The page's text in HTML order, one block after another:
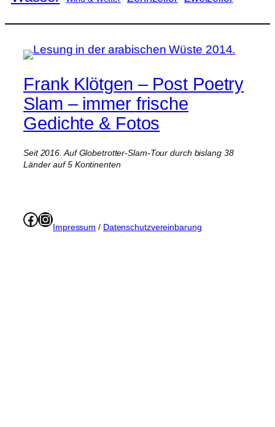
Frank Klötgen – Post Poetry
Slam – immer frische
Gedichte & Fotos
Seit 2016. Auf Globetrotter-Slam-Tour durch bislang 38
Länder auf 5 Kontinenten
Facebook
Instagram
Impressum / Datenschutzvereinbarung